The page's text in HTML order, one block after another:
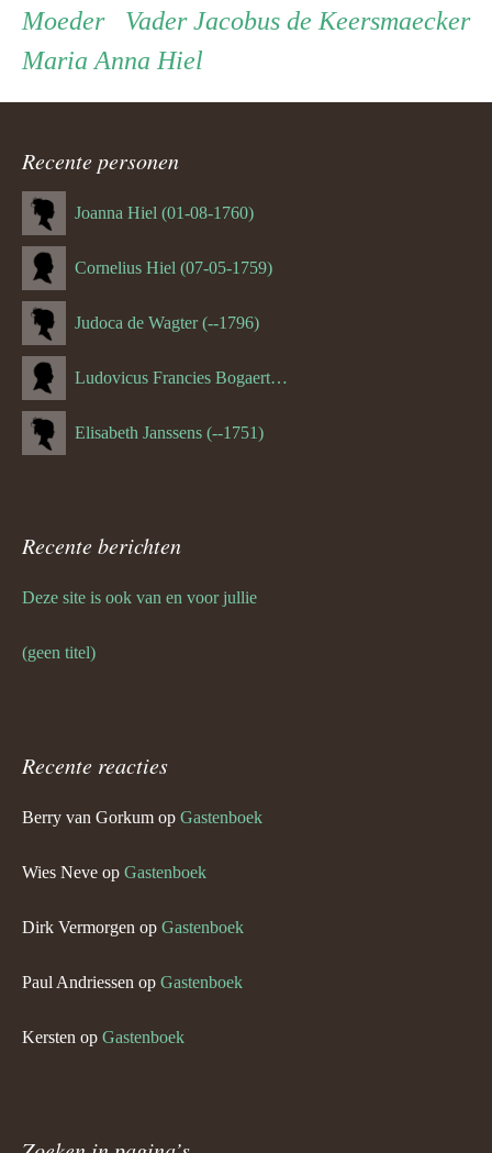
Persoon
ouder
navigatie
VaderVader
Jacobus de Keersmaecker
MoederMoeder
Maria Anna Hiel
Recente personen
Joanna Hiel (01-08-1760)
Cornelius Hiel (07-05-1759)
Judoca de Wagter (--1796)
Ludovicus Francies Bogaert (--1825)
Elisabeth Janssens (--1751)
Recente berichten
Deze site is ook van en voor jullie
(geen titel)
Recente reacties
Berry van Gorkum op Gastenboek
Wies Neve op Gastenboek
Dirk Vermorgen op Gastenboek
Paul Andriessen op Gastenboek
Kersten op Gastenboek